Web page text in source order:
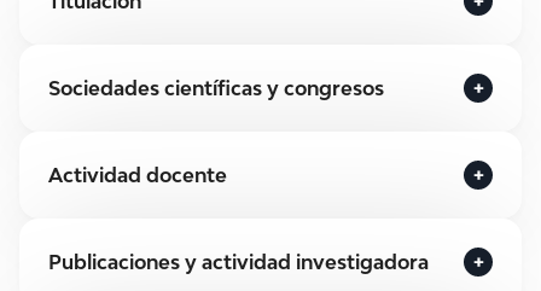
Sociedades científicas y congresos
Actividad docente
Publicaciones y actividad investigadora